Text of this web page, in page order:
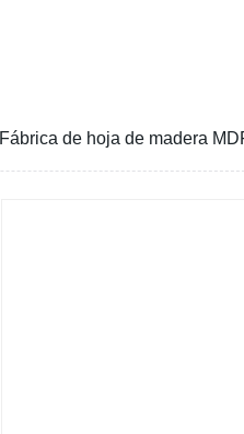
Fábrica de hoja de madera